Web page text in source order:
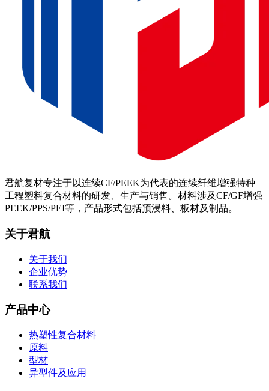
君航复材专注于以连续CF/PEEK为代表的连续纤维增强特种
工程塑料复合材料的研发、生产与销售。材料涉及CF/GF增强
PEEK/PPS/PEI等，产品形式包括预浸料、板材及制品。
关于君航
关于我们
企业优势
联系我们
产品中心
热塑性复合材料
原料
型材
异型件及应用